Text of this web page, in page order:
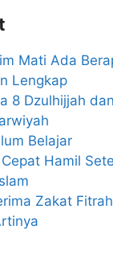
Mati Ada
Lengkap
8 Dzulhijjah
Belajar
Hamil
Zakat